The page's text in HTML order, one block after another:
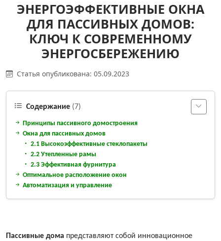
ЭНЕРГОЭФФЕКТИВНЫЕ ОКНА
ДЛЯ ПАССИВНЫХ ДОМОВ:
КЛЮЧ К СОВРЕМЕННОМУ
ЭНЕРГОСБЕРЕЖЕНИЮ
Статья опубликована: 05.09.2023
Содержание (7)
Принципы пассивного домостроения
Окна для пассивных домов
2.1 Высокоэффективные стеклопакеты
2.2 Утепленные рамы
2.3 Эффективная фурнитура
Оптимальное расположение окон
Автоматизация и управление
Пассивные дома представляют собой инновационное